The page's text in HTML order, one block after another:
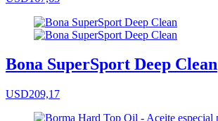
Bona SuperSport Deep Clean
USD209,17